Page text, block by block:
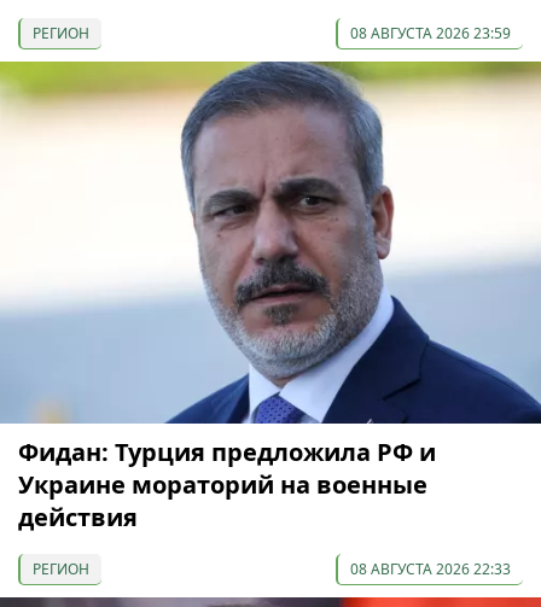
РЕГИОН 08 АВГУСТА 2026 23:59
Фидан: Турция предложила РФ и
Украине мораторий на военные
действия
РЕГИОН 08 АВГУСТА 2026 22:33